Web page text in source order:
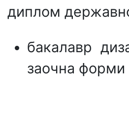
диплом
бакалавр
заочна форми